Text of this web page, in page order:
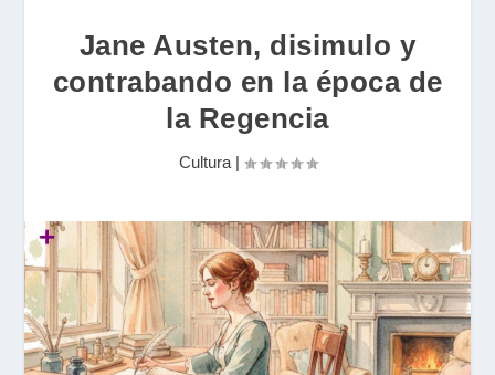
Jane Austen, disimulo y
contrabando en la época de
la Regencia
Cultura|